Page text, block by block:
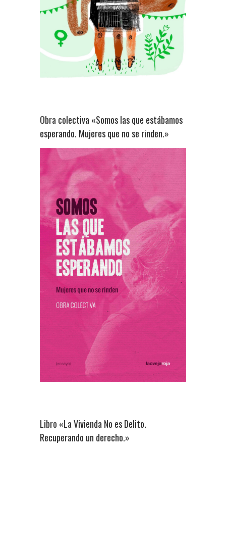
Obra colectiva «Somos las que estábamos
esperando. Mujeres que no se rinden.»
Libro «La Vivienda No es Delito.
Recuperando un derecho.»